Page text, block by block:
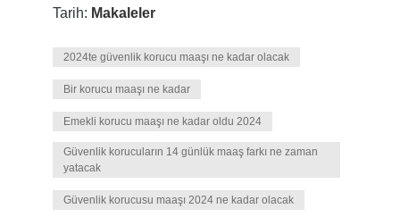
Tarih: Makaleler
2024te güvenlik korucu maaşı ne kadar olacak
Bir korucu maaşı ne kadar
Emekli korucu maaşı ne kadar oldu 2024
Güvenlik korucuların 14 günlük maaş farkı ne zaman
yatacak
Güvenlik korucusu maaşı 2024 ne kadar olacak